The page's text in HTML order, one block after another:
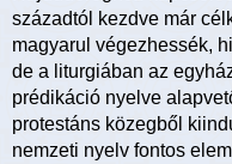
századtól kezdve már
magyarul végezhessék,
de a liturgiában az
prédikáció nyelve
protestáns közegből
nemzeti nyelv fontos